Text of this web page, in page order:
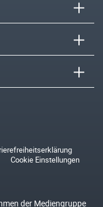
Cookie Einstellungen
der Mediengruppe